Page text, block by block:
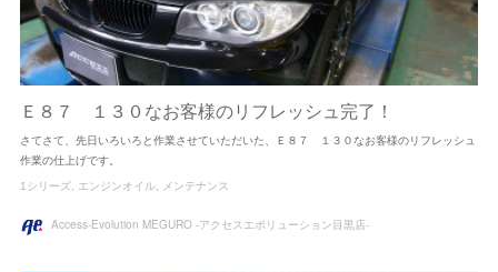
Ｅ８７ １３０なお客様のリフレッシュ完了！
さてさて、先日いろいろと作業させていただいた、Ｅ８７ １３０なお客様のリフレッシュ
作業の仕上げです。
1シリーズ エンジンオイル メンテナンス
Access-Evolution MEGURO -アクセスエボリューション目黒店-